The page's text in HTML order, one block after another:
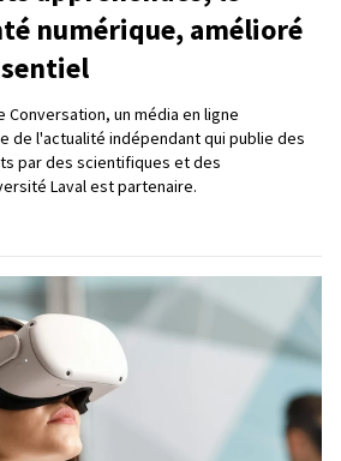
numérique, amélioré
un média en ligne
de l'actualité indépendant qui publie des
par des scientifiques et des
Laval est partenaire.